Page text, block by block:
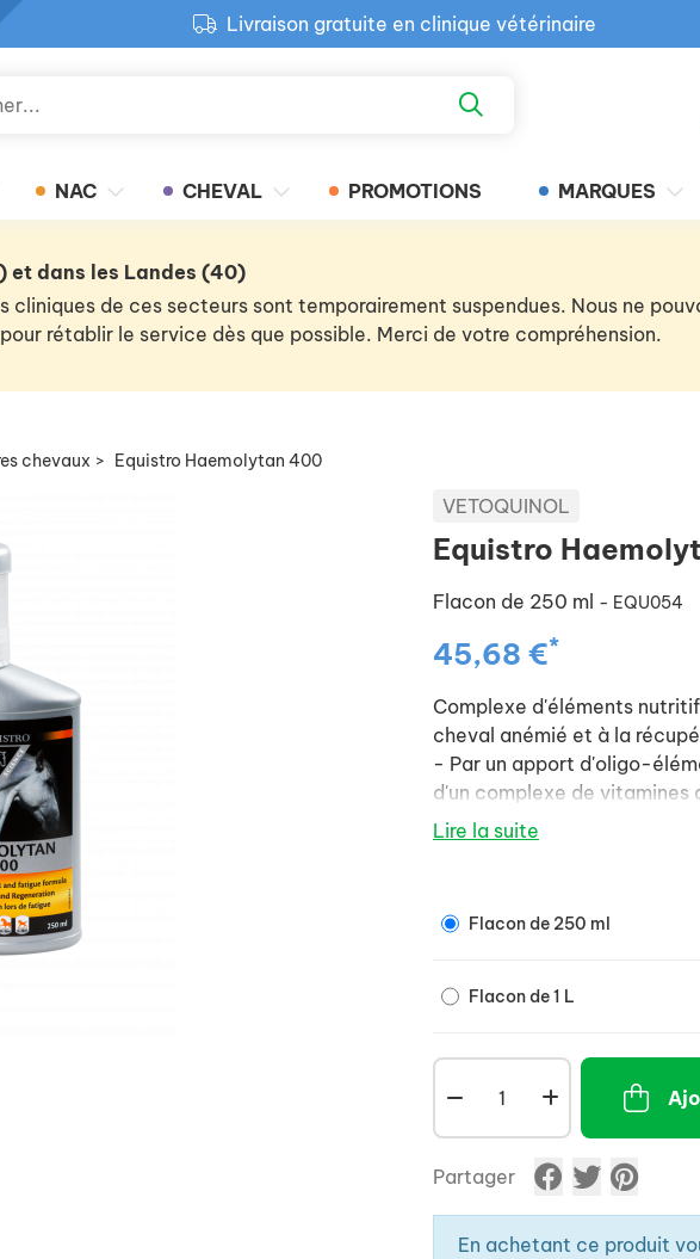
Livraison gratuite en clinique vétérinaire
Retour produit gratuit en clinique
NAC CHEVAL PROMOTIONS MARQUES
et dans les Landes (40)
cliniques de ces secteurs sont temporairement suspendues. Nous ne
rétablir le service dès que possible. Merci de votre compréhension.
chevaux > Equistro Haemolytan 400
VETOQUINOL
Equistro
Flacon de 250 ml - EQU054
45,68 €*
Complexe d'éléments
cheval anémié et à la
- Par un apport d'oligo-
d'un complexe de vitamines
chevaux présentant une
compétition.
Lire la suite
Flacon de 250 ml
Flacon de 1 L
Partager
En achetant ce produit